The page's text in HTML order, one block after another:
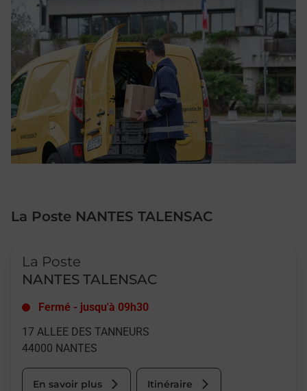
La Poste NANTES TALENSAC
La Poste
NANTES TALENSAC
Fermé - jusqu'à 09h30
17 ALLEE DES TANNEURS
44000 NANTES
En savoir plus Itinéraire